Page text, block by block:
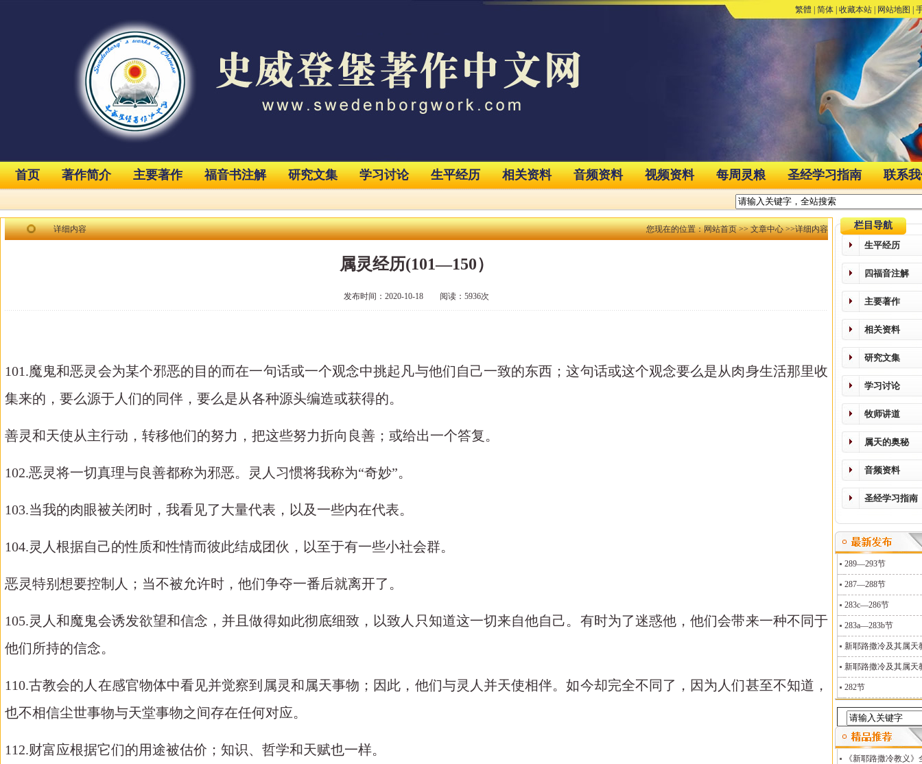
繁體 简体 收藏本站 网站地图
首页 著作简介 主要著作 福音书注解 研究文集 学习讨论 生平经历 相关资料 音频资料 视频资料 每周灵粮 圣经学习指南 联系
详细内容 您现在的位置：网站首页>>文章中心>>详细内容
属灵经历(101—150）
发布时间：2020-10-18 阅读：5936次
101.魔鬼和恶灵会为某个邪恶的目的而在一句话或一个观念中挑起凡与他们自己一致的东西；这句话或这个观念要么是从肉身生活那里收
集来的，要么源于人们的同伴，要么是从各种源头编造或获得的。
善灵和天使从主行动，转移他们的努力，把这些努力折向良善；或给出一个答复。
102.恶灵将一切真理与良善都称为邪恶。灵人习惯将我称为“奇妙”。
103.当我的肉眼被关闭时，我看见了大量代表，以及一些内在代表。
104.灵人根据自己的性质和性情而彼此结成团伙，以至于有一些小社会群。
恶灵特别想要控制人；当不被允许时，他们争夺一番后就离开了。
105.灵人和魔鬼会诱发欲望和信念，并且做得如此彻底细致，以致人只知道这一切来自他自己。有时为了迷惑他，他们会带来一种不同于
他们所持的信念。
110.古教会的人在感官物体中看见并觉察到属灵和属天事物；因此，他们与灵人并天使相伴。如今却完全不同了，因为人们甚至不知道，
也不相信尘世事物与天堂事物之间存在任何对应。
112.财富应根据它们的用途被估价；知识、哲学和天赋也一样。
栏目导航
生平经历
四福音注解
主要著作
相关资料
研究文集
学习讨论
牧师讲道
属天的奥秘
音频资料
圣经学习指南
289—293节
287—288节
283c—286节
283a—283b节
新耶路撒冷及其属天
新耶路撒冷及其属天
282节
《新耶路撒冷教义》